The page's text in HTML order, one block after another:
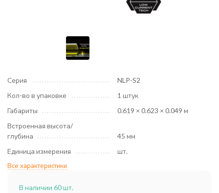
Серия
NLP-S2
Кол-во в упаковке
1 штук
Габариты
0.619 × 0.623 × 0.049 м
Встроенная высота/
глубина
45 мм
Единица измерения
шт.
Все характеристики
В наличии 60 шт.